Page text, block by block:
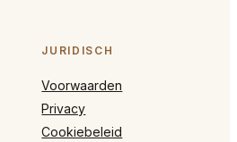
JURIDISCH
Voorwaarden
Privacy
Cookiebeleid